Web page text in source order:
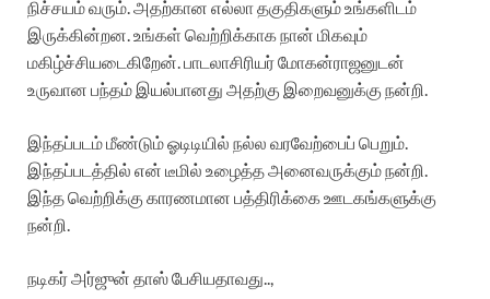
நிச்சயம் வரும். அதற்கான எல்லா தகுதிகளும் உங்களிடம்
இருக்கின்றன. உங்கள் வெற்றிக்காக நான் மிகவும்
மகிழ்ச்சியடைகிறேன். பாடலாசிரியர் மோகன்ராஜனுடன்
உருவான பந்தம் இயல்பானது அதற்கு இறைவனுக்கு நன்றி.
இந்தப்படம் மீண்டும் ஓடிடியில் நல்ல வரவேற்பைப் பெறும்.
இந்தப்படத்தில் என் டீமில் உழைத்த அனைவருக்கும் நன்றி.
இந்த வெற்றிக்கு காரணமான பத்திரிக்கை ஊடகங்களுக்கு
நன்றி.
நடிகர் அர்ஜுன் தாஸ் பேசியதாவது..,